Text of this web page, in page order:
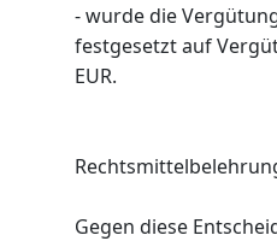
- wurde die
festgesetzt auf
EUR.
Gegen diese